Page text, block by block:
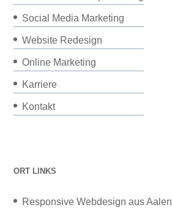
Social Media Marketing
Website Redesign
Online Marketing
Karriere
Kontakt
ORT LINKS
Responsive Webdesign aus Aalen